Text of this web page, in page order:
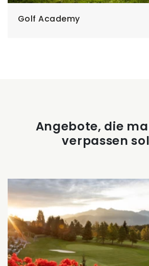
Golf Academy
Angebote, die
verpassen